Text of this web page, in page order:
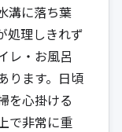
溝に落ち葉
処理しきれず
レ・お風呂
ります。日頃
を心掛ける
で非常に重